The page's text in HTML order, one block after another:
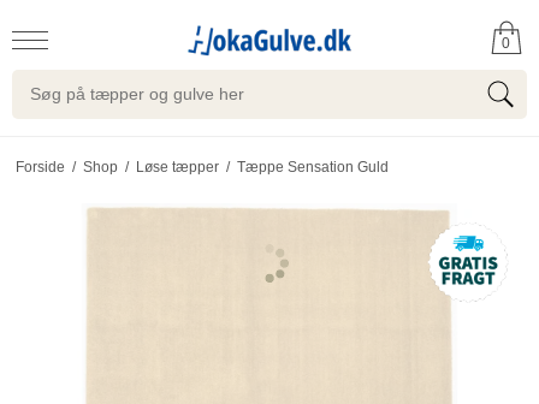
0
Forside / Shop / Løse tæpper / Tæppe Sensation Guld